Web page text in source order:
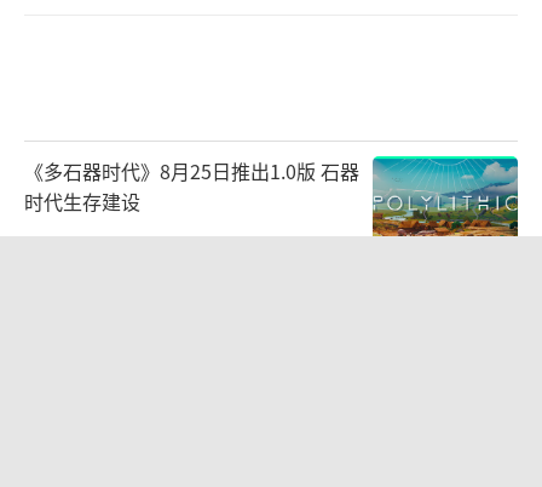
《多石器时代》8月25日推出1.0版 石器
时代生存建设
2026-07-22 10:33:56